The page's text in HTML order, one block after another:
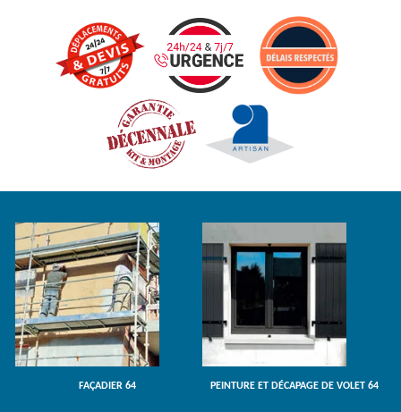
FAÇADIER 64 PEINTURE ET DÉCAPAGE DE VOLET 64